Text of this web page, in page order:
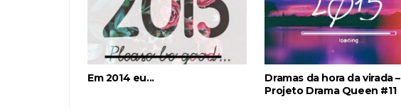
Em 2014 eu...
Dramas da hora da virada –
Projeto Drama Queen #11